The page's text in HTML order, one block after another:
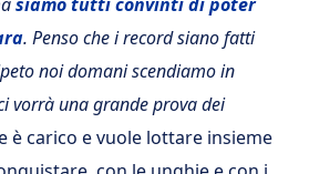
. Penso che i record siano fatti
noi domani scendiamo in
vorrà una grande prova dei
è carico e vuole lottare insieme